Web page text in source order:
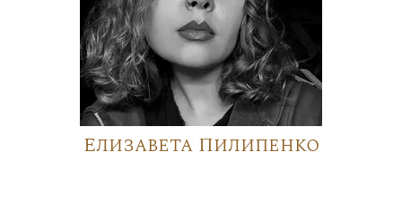
Елизавета Пилипенко